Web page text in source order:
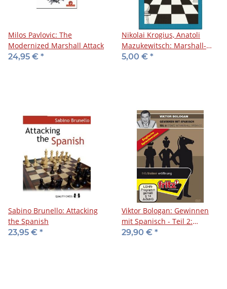
Milos Pavlovic: The
Modernized Marshall Attack
24,95 € *
Nikolai Krogius, Anatoli
Mazukewitsch: Marshall-
Angriff
5,00 € *
Sabino Brunello: Attacking
the Spanish
23,95 € *
Viktor Bologan: Gewinnen
mit Spanisch - Teil 2:
Steinitz, Anti-Marshall,
29,90 € *